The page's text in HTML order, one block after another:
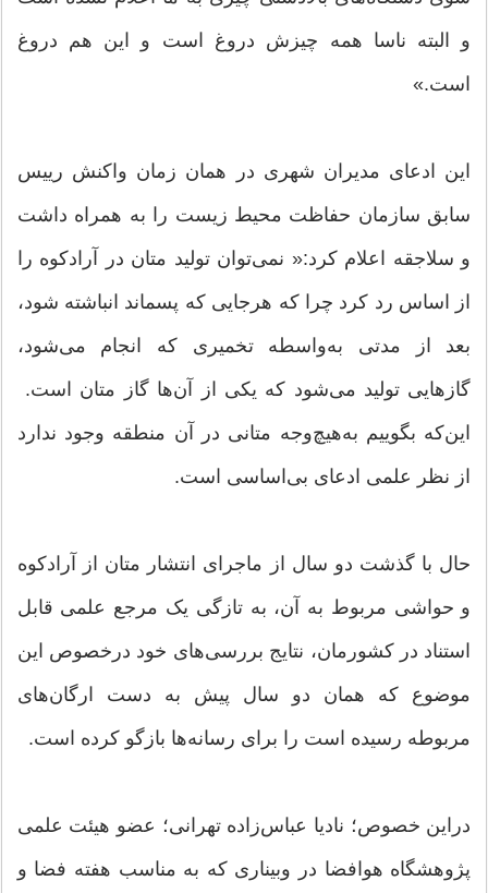
و البته ناسا همه چیزش دروغ است و این هم دروغ
است.»
این ادعای مدیران شهری در همان زمان واکنش رییس
سابق سازمان حفاظت محیط زیست را به همراه داشت
و سلاجقه اعلام کرد:« نمی‌توان تولید متان در آرادکوه را
از اساس رد کرد چرا که هرجایی که پسماند انباشته شود،
بعد از مدتی به‌واسطه تخمیری که انجام می‌شود،
گازهایی تولید می‌شود که یکی از آن‌ها گاز متان است.
این‌که بگوییم به‌هیچ‌وجه متانی در آن منطقه وجود ندارد
از نظر علمی ادعای بی‌اساسی است.
حال با گذشت دو سال از ماجرای انتشار متان از آرادکوه
و حواشی مربوط به آن، به تازگی یک مرجع علمی قابل
استناد در کشورمان، نتایج بررسی‌های خود درخصوص این
موضوع که همان دو سال پیش به دست ارگان‌های
مربوطه رسیده است را برای رسانه‌ها بازگو کرده است.
دراین خصوص؛ نادیا عباس‌زاده تهرانی؛ عضو هیئت علمی
پژوهشگاه هوافضا در وبیناری که به مناسب هفته فضا و